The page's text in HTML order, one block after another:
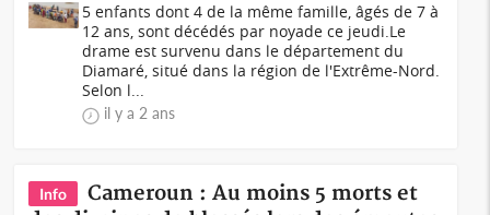
5 enfants dont 4 de la même famille, âgés de 7 à
12 ans, sont décédés par noyade ce jeudi.Le
drame est survenu dans le département du
Diamaré, situé dans la région de l'Extrême-Nord.
Selon l...
il y a 2 ans
Info
Cameroun : Au moins 5 morts et